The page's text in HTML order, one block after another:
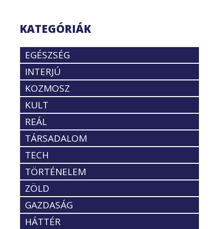
KATEGÓRIÁK
EGÉSZSÉG
INTERJÚ
KOZMOSZ
KULT
REÁL
TÁRSADALOM
TECH
TÖRTÉNELEM
ZÖLD
GAZDASÁG
HÁTTÉR